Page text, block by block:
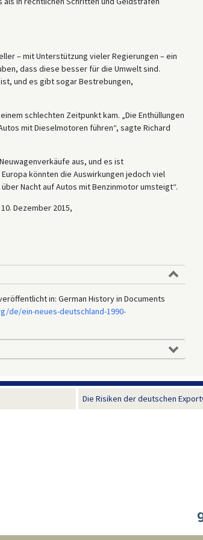
– mit Unterstützung vieler Regierungen – ein
dass diese besser für die Umwelt sind.
und es gibt sogar Bestrebungen,
schlechten Zeitpunkt kam. „Die Enthüllungen
mit Dieselmotoren führen“, sagte Richard
aus, und es ist
könnten die Auswirkungen jedoch viel
Nacht auf Autos mit Benzinmotor umsteigt“.
Dezember 2015,
in: German History in Documents
de/ein-neues-deutschland-1990-
Die Risiken der deutschen